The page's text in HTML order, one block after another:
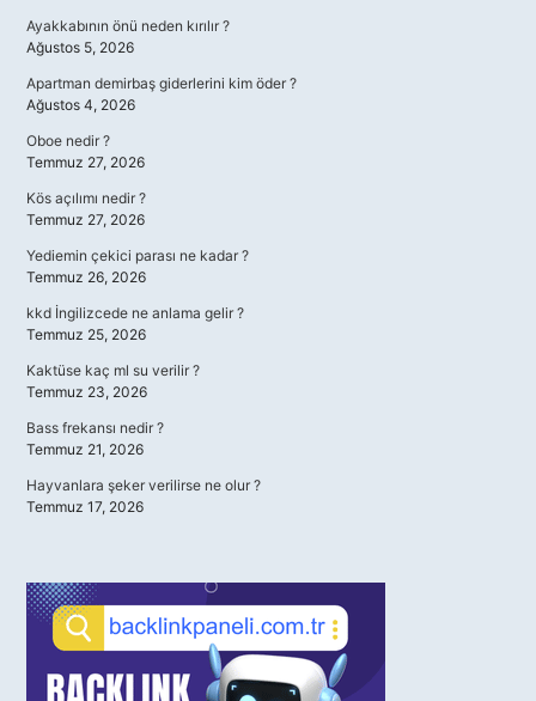
Ayakkabının önü neden kırılır ?
Ağustos 5, 2026
Apartman demirbaş giderlerini kim öder ?
Ağustos 4, 2026
Oboe nedir ?
Temmuz 27, 2026
Kös açılımı nedir ?
Temmuz 27, 2026
Yediemin çekici parası ne kadar ?
Temmuz 26, 2026
kkd İngilizcede ne anlama gelir ?
Temmuz 25, 2026
Kaktüse kaç ml su verilir ?
Temmuz 23, 2026
Bass frekansı nedir ?
Temmuz 21, 2026
Hayvanlara şeker verilirse ne olur ?
Temmuz 17, 2026